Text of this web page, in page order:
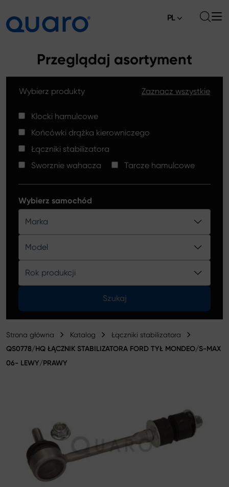
Klocki hamulcowe
Tarcze hamulcowe High Carbon
Końcówki drążków kierowniczych
Klocki hamulcowe Silver Ceramic
Katalog
Aktualności
Gdzie kupić
Kontakt
PL
Przeglądaj asortyment
Wybierz produkty Zaznacz wszystkie
Klocki hamulcowe
Końcówki drążka kierowniczego
Łączniki stabilizatora
Sworznie wahacza
Tarcze hamulcowe
Wybierz samochód
Marka
Model
Rok produkcji
Szukaj
Strona główna Katalog Łączniki stabilizatora
QS0778/HQ ŁĄCZNIK STABILIZATORA FORD TYŁ MONDEO/S-MAX
06- LEWY/PRAWY